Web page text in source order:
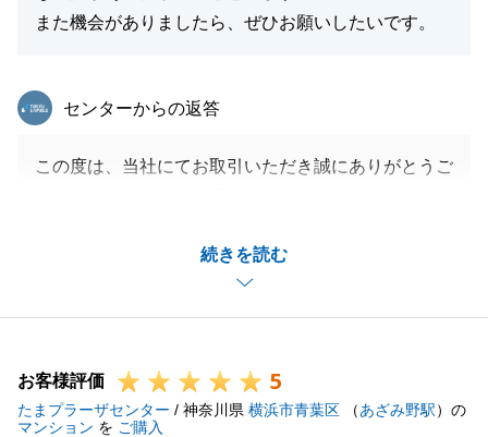
また機会がありましたら、ぜひお願いしたいです。
続きを読む
東急リバブル
センターからの返答
この度は、当社にてお取引いただき誠にありがとうご
Ｓ様に「安心して取引ができた」と言っていただけた
ことが、私にとって何よりの励みになります。
何かあればいつでもお気軽にご連絡いただけますと幸
今後とも、よろしくお願いいたします。
お客様評価 5
たまプラーザセンター / 神奈川県 横浜市青葉区 （あざみ野駅）の
マンション を ご購入